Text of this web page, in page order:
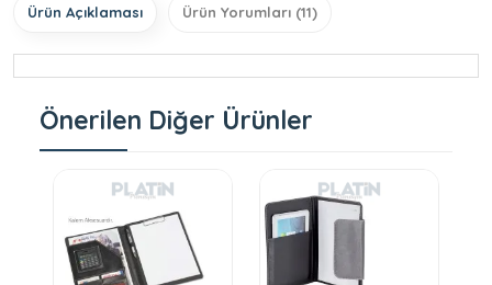
Ürün Açıklaması Ürün Yorumları (11)
Önerilen Diğer Ürünler